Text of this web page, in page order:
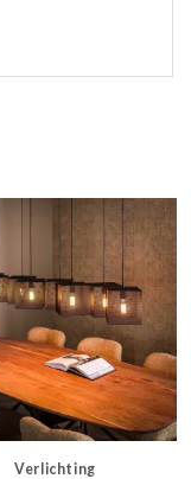
Verlichting